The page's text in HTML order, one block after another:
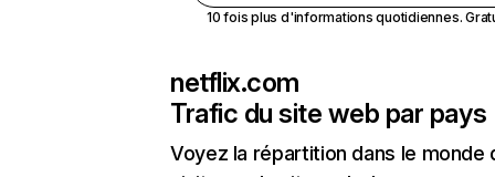
10 fois plus d'informations quotidiennes.
netflix.com
Trafic du site web par pays
Voyez la répartition dans le monde